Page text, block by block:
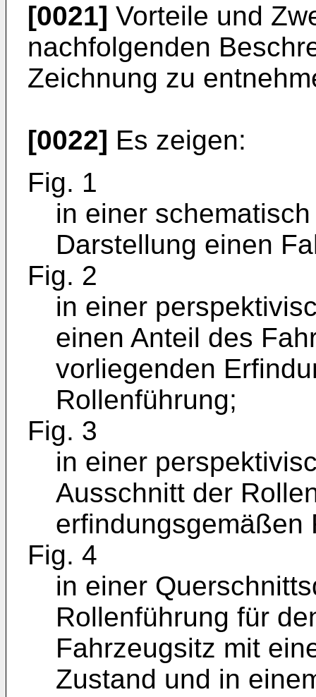
[0021] Vorteile und
nachfolgenden
Zeichnung zu
[0022] Es zeigen:
Fig. 1
in einer
Darstellung einen
Fig. 2
in einer
einen Anteil des
vorliegenden
Rollenführung;
Fig. 3
in einer
Ausschnitt der
erfindungsgemäßen
Fig. 4
in einer
Rollenführung für
Fahrzeugsitz mit
Zustand und in